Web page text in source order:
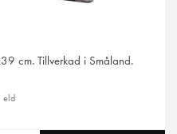
cm. Tillverkad i Småland.
eld